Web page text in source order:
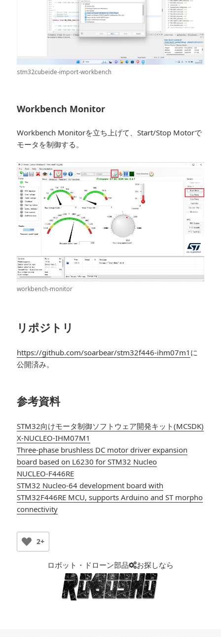
stm32cubeide-import-workbench
Workbench Monitor
Workbench Monitorを立ち上げて、Start/Stop Motorで
モータを制御する。
workbench-monitor
リポジトリ
https://github.com/soarbear/stm32f446-ihm07m1 に
公開済み。
参考資料
STM32向けモータ制御ソフトウェア開発キット(MCSDK)
X-NUCLEO-IHM07M1
Three-phase brushless DC motor driver expansion
board based on L6230 for STM32 Nucleo
NUCLEO-F446RE
STM32 Nucleo-64 development board with
STM32F446RE MCU, supports Arduino and ST morpho
connectivity
2+
ロボット・ドローン部品 お探しなら